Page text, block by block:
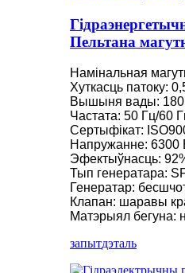
Пельтана
Намінальная
Хуткасць патоку:
Вышыня вады:
Частата: 50 Гц/60
Сертыфікат:
Напружанне: 6300
Эфектыўнасць:
Тып генератара:
Генератар:
Клапан: шаравы
Матэрыял бегуна:
запытдэталь